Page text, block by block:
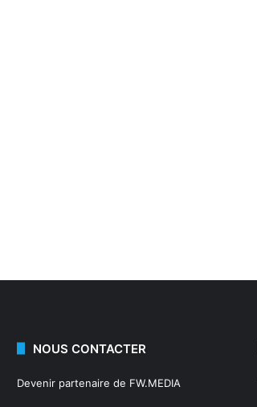
NOUS CONTACTER
Devenir partenaire de FW.MEDIA